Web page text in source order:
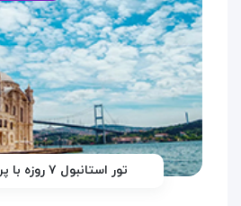
تور استانبول ۷ روزه با پرواز معراج